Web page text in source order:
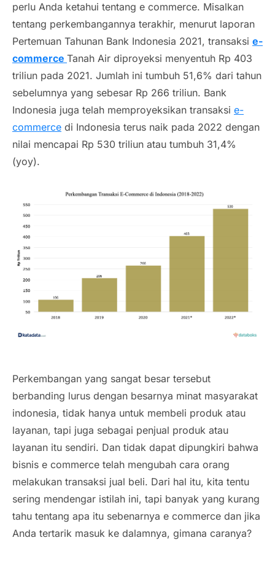
perlu Anda ketahui tentang e commerce. Misalkan
tentang perkembangannya terakhir, menurut laporan
Pertemuan Tahunan Bank Indonesia 2021, transaksi e-
commerce Tanah Air diproyeksi menyentuh Rp 403
triliun pada 2021. Jumlah ini tumbuh 51,6% dari tahun
sebelumnya yang sebesar Rp 266 triliun. Bank
Indonesia juga telah memproyeksikan transaksi e-
commerce di Indonesia terus naik pada 2022 dengan
nilai mencapai Rp 530 triliun atau tumbuh 31,4%
(yoy).
Perkembangan yang sangat besar tersebut
berbanding lurus dengan besarnya minat masyarakat
indonesia, tidak hanya untuk membeli produk atau
layanan, tapi juga sebagai penjual produk atau
layanan itu sendiri. Dan tidak dapat dipungkiri bahwa
bisnis e commerce telah mengubah cara orang
melakukan transaksi jual beli. Dari hal itu, kita tentu
sering mendengar istilah ini, tapi banyak yang kurang
tahu tentang apa itu sebenarnya e commerce dan jika
Anda tertarik masuk ke dalamnya, gimana caranya?